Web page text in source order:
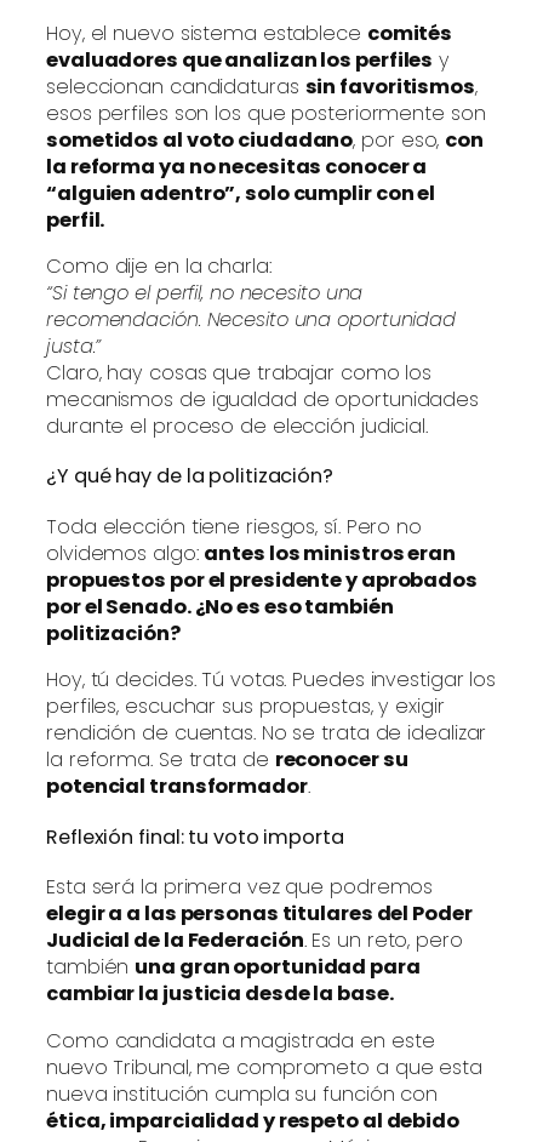
Hoy, el nuevo sistema establece comités
evaluadores que analizan los perfiles y
seleccionan candidaturas sin favoritismos,
esos perfiles son los que posteriormente son
sometidos al voto ciudadano, por eso, con
la reforma ya no necesitas conocer a
“alguien adentro”, solo cumplir con el
perfil.
Como dije en la charla:
“Si tengo el perfil, no necesito una
recomendación. Necesito una oportunidad
justa.”
Claro, hay cosas que trabajar como los
mecanismos de igualdad de oportunidades
durante el proceso de elección judicial.
¿Y qué hay de la politización?
Toda elección tiene riesgos, sí. Pero no
olvidemos algo: antes los ministros eran
propuestos por el presidente y aprobados
por el Senado. ¿No es eso también
politización?
Hoy, tú decides. Tú votas. Puedes investigar los
perfiles, escuchar sus propuestas, y exigir
rendición de cuentas. No se trata de idealizar
la reforma. Se trata de reconocer su
potencial transformador.
Reflexión final: tu voto importa
Esta será la primera vez que podremos
elegir a a las personas titulares del Poder
Judicial de la Federación. Es un reto, pero
también una gran oportunidad para
cambiar la justicia desde la base.
Como candidata a magistrada en este
nuevo Tribunal, me comprometo a que esta
nueva institución cumpla su función con
ética, imparcialidad y respeto al debido